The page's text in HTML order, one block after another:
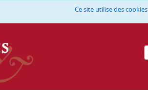
Ce site utilise des cookies